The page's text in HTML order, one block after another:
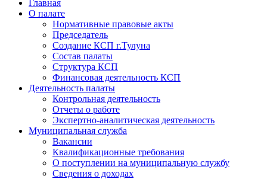
Главная
О палате
Нормативные правовые акты
Председатель
Создание КСП г.Тулуна
Состав палаты
Структура КСП
Финансовая деятельность КСП
Деятельность палаты
Контрольная деятельность
Отчеты о работе
Экспертно-аналитическая деятельность
Муниципальная служба
Вакансии
Квалификационные требования
О поступлении на муниципальную службу
Сведения о доходах